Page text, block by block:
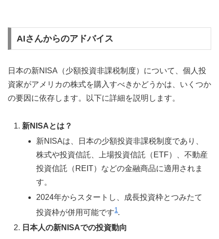
AIさんからのアドバイス
日本の新NISA（少額投資非課税制度）について、個人投
資家がアメリカの株式を購入すべきかどうかは、いくつか
の要因に依存します。以下に詳細を説明します。
新NISAとは？
新NISAは、日本の少額投資非課税制度であり、
株式や投資信託、上場投資信託（ETF）、不動産
投資信託（REIT）などの金融商品に適用されま
す。
2024年からスタートし、成長投資枠とつみたて
投資枠が併用可能です1 .
日本人の新NISAでの投資動向